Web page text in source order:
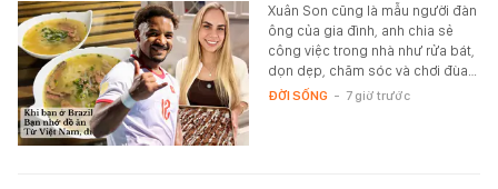
Xuân Son cũng là mẫu người đàn
ông của gia đình, anh chia sẻ
công việc trong nhà như rửa bát,
dọn dẹp, chăm sóc và chơi đùa…
ĐỜI SỐNG - 7 giờ trước